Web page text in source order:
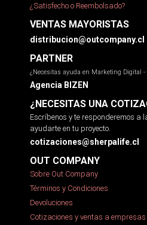
¿Satisfecho o Reembolsado?
VENTAS MAYORISTAS
distribucion@outcompany.cl
PARTNER
¿Necesitas ayuda en Marketing Digital -
Agencia BIZEN
¿NECESITAS UNA
Escríbenos y te responderemos
ayudarte en tu proyecto.
cotizaciones@sherpalife.cl
OUT COMPANY
Sobre Out Company
Términos y Condiciones
Devoluciones
Cotizaciones y ventas a empresas